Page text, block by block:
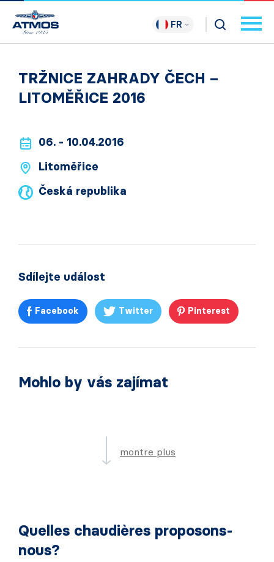
FR
TRŽNICE ZAHRADY ČECH –
LITOMĚŘICE 2016
06. - 10.04.2016
Litoměřice
Česká republika
Sdílejte událost
Facebook Twitter Pinterest
Mohlo by vás zajímat
montre plus
Quelles chaudières proposons-
nous?